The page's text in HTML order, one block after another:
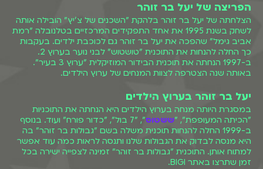
הפריצה של יעל בר זוהר
הצלחתה של יעל בר זוהר בלהקת "השכנים של צ'יץ" הובילה אותה
לשחק בשנת 1995 את אחד התפקידים המרכזיים בטלנובלה "רמת
אביב גימל" שהפכה את יעל בר זוהר גם לכוכבת ילדים. בעקבות
כך החלה להנחות את התוכנית "טושטוש" לבני נוער בערוץ 2.
ב-1997 הנחתה את תוכנית הבידור המוזיקלית "ערוץ 3 בעיר".
באותה שנה הצטרפה לצוות המנחים של ערוץ הילדים.
יעל בר זוהר בערוץ הילדים
במסגרת היותה מנחה בערוץ הילדים היא הנחתה את התוכניות
"הכיתה המעופפת", "ששטוס
", "7 בול", "כדור פורח" ועוד. בנוסף
ב-1999 החלה להנחות תוכנית משלה בשם "גבולות בר זוהר" בה
היא מנסה לבדוק את הגבולות שלנו ותנסה לראות כמה עוד אפשר
למתוח אותן. התוכנית "גבולות בר זוהר" זמינה לצפייה ישירה בכל
זמן שתרצו באתר BIGI.